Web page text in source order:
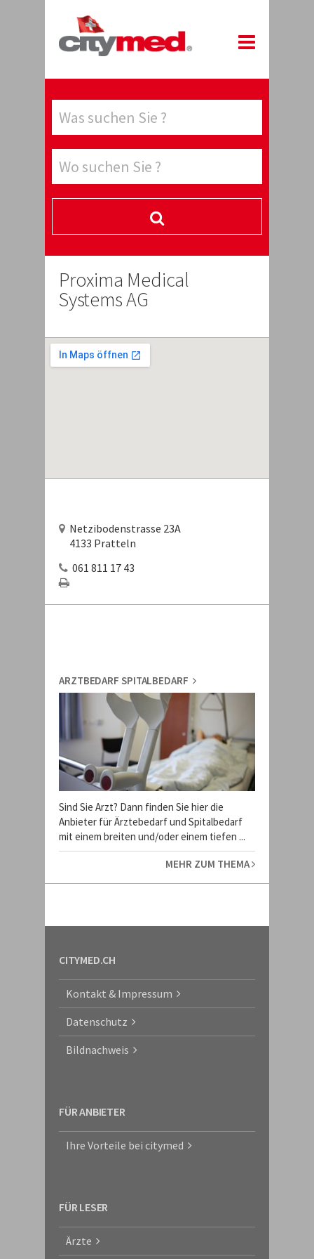
Proxima Medical
Systems AG
Netzibodenstrasse 23A
4133 Pratteln
061 811 17 43
ARZTBEDARF SPITALBEDARF
Sind Sie Arzt? Dann finden Sie hier die
Anbieter für Ärztebedarf und Spitalbedarf
mit einem breiten und/oder einem tiefen ...
MEHR ZUM THEMA
CITYMED.CH
Kontakt & Impressum
Datenschutz
Bildnachweis
FÜR ANBIETER
Ihre Vorteile bei citymed
FÜR LESER
Ärzte